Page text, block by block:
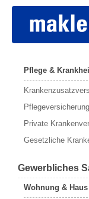
Pflege &
Pflegeversicherung
Private
Gesetzliche
Gewerbliches
Wohnung & Haus